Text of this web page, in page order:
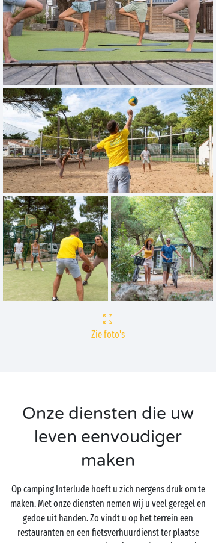
Zie foto's
Onze diensten die uw
leven eenvoudiger
maken
Op camping Interlude hoeft u zich nergens druk om te
maken. Met onze diensten nemen wij u veel geregel en
gedoe uit handen. Zo vindt u op het terrein een
restauranten en een fietsverhuurdienst ter plaatse